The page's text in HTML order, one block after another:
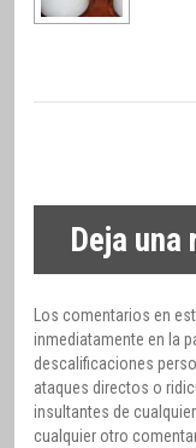
Deja una
Los comentarios en
inmediatamente en la
descalificaciones
ataques directos o
insultantes de
cualquier otro